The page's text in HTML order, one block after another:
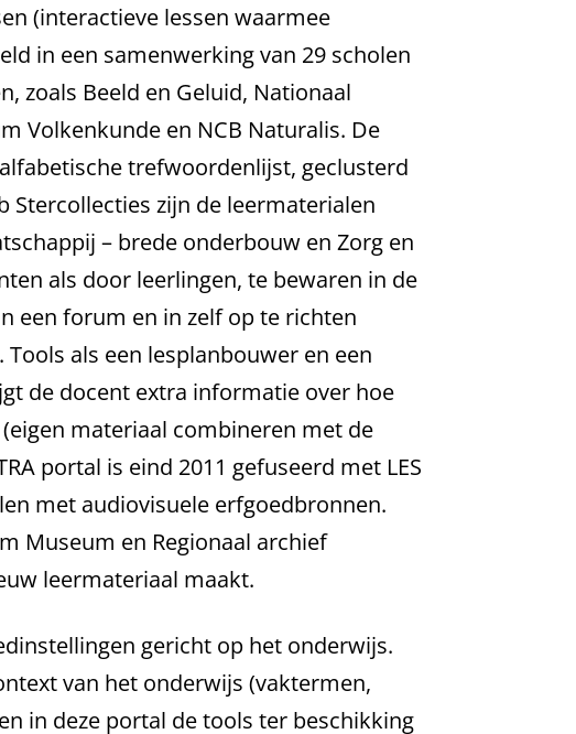
(interactieve lessen waarmee
in een samenwerking van 29 scholen
zoals Beeld en Geluid, Nationaal
Volkenkunde en NCB Naturalis. De
trefwoordenlijst, geclusterd
Stercollecties zijn de leermaterialen
– brede onderbouw en Zorg en
als door leerlingen, te bewaren in de
een forum en in zelf op te richten
als een lesplanbouwer en een
de docent extra informatie over hoe
materiaal combineren met de
portal is eind 2011 gefuseerd met LES
met audiovisuele erfgoedbronnen.
Museum en Regionaal archief
leermateriaal maakt.
gericht op het onderwijs.
van het onderwijs (vaktermen,
in deze portal de tools ter beschikking